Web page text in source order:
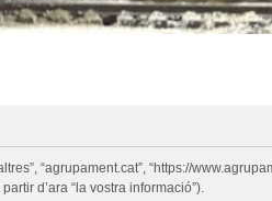
“agrupament.cat”, “https://
d’ara “la vostra informació”).